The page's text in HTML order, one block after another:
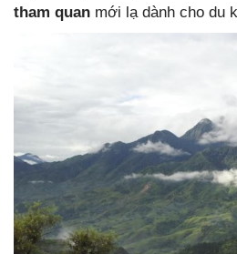
tham quan mới lạ dành cho du